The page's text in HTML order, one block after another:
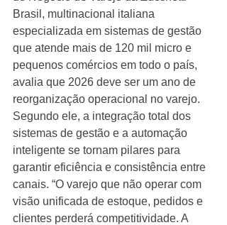
Brasil, multinacional italiana
especializada em sistemas de gestão
que atende mais de 120 mil micro e
pequenos comércios em todo o país,
avalia que 2026 deve ser um ano de
reorganização operacional no varejo.
Segundo ele, a integração total dos
sistemas de gestão e a automação
inteligente se tornam pilares para
garantir eficiência e consistência entre
canais. “O varejo que não operar com
visão unificada de estoque, pedidos e
clientes perderá competitividade. A